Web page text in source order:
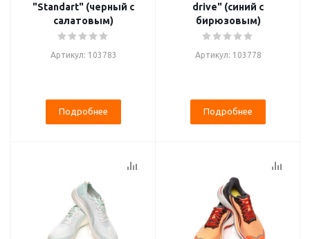
"Standart" (черный с
салатовым)
Артикул: 103783
Подробнее
drive" (синий с
бирюзовым)
Артикул: 103778
Подробнее